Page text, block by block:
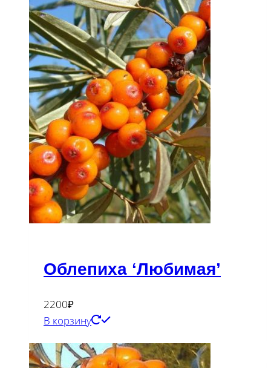
Облепиха ‘Любимая’
2200₽
В корзину